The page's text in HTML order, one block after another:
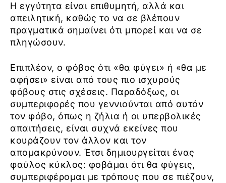
Η εγγύτητα είναι επιθυμητή, αλλά και
απειλητική, καθώς το να σε βλέπουν
πραγματικά σημαίνει ότι μπορεί και να σε
πληγώσουν.
Επιπλέον, ο φόβος ότι «θα φύγει» ή «θα με
αφήσει» είναι από τους πιο ισχυρούς
φόβους στις σχέσεις. Παραδόξως, οι
συμπεριφορές που γεννιούνται από αυτόν
τον φόβο, όπως η ζήλια ή οι υπερβολικές
απαιτήσεις, είναι συχνά εκείνες που
κουράζουν τον άλλον και τον
απομακρύνουν. Έτσι δημιουργείται ένας
φαύλος κύκλος: φοβάμαι ότι θα φύγεις,
συμπεριφέρομαι με τρόπους που σε πιέζουν,